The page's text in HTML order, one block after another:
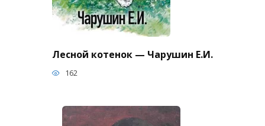
Лесной котенок — Чарушин Е.И.
162